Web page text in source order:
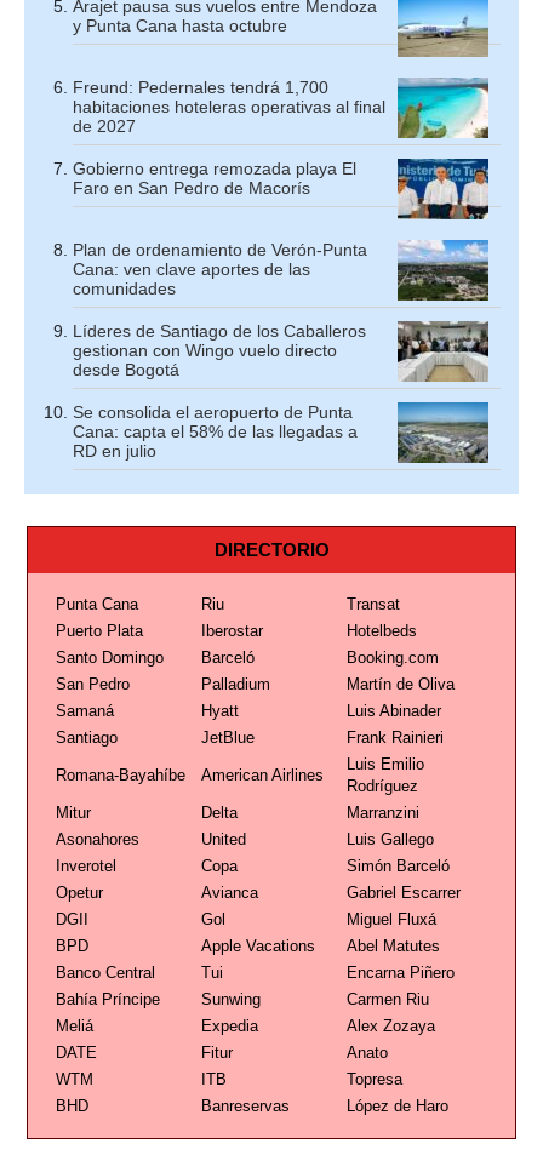
Arajet pausa sus vuelos entre Mendoza
y Punta Cana hasta octubre
Freund: Pedernales tendrá 1,700
habitaciones hoteleras operativas al final
de 2027
Gobierno entrega remozada playa El
Faro en San Pedro de Macorís
Plan de ordenamiento de Verón-Punta
Cana: ven clave aportes de las
comunidades
Líderes de Santiago de los Caballeros
gestionan con Wingo vuelo directo
desde Bogotá
Se consolida el aeropuerto de Punta
Cana: capta el 58% de las llegadas a
RD en julio
DIRECTORIO
Punta Cana Riu
Transat
Puerto Plata
Iberostar
Hotelbeds
Santo Domingo
Barceló
Booking.com
San Pedro
Palladium
Martín de Oliva
Samaná
Hyatt
Luis Abinader
Santiago
JetBlue Frank Rainieri
Romana-Bayahíbe American Airlines
Luis Emilio
Rodríguez
Mitur
Delta
Marranzini
Asonahores
United
Luis Gallego
Inverotel
Copa
Simón Barceló
Opetur
Avianca
Gabriel Escarrer
DGII
Gol
Miguel Fluxá
BPD
Apple Vacations
Abel Matutes
Banco Central
Tui
Encarna Piñero
Bahía Príncipe
Sunwing
Carmen Riu
Meliá
Expedia
Alex Zozaya
DATE
Fitur
Anato
WTM
ITB
Topresa
BHD
Banreservas López de Haro